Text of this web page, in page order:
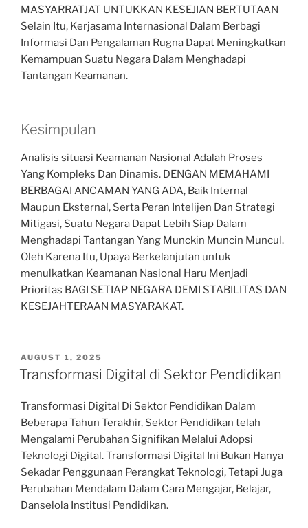
MASYARRATJAT UNTUKKAN KESEJIAN BERTUTAAN
Selain Itu, Kerjasama Internasional Dalam Berbagi
Informasi Dan Pengalaman Rugna Dapat Meningkatkan
Kemampuan Suatu Negara Dalam Menghadapi
Tantangan Keamanan.
Kesimpulan
Analisis situasi Keamanan Nasional Adalah Proses
Yang Kompleks Dan Dinamis. DENGAN MEMAHAMI
BERBAGAI ANCAMAN YANG ADA, Baik Internal
Maupun Eksternal, Serta Peran Intelijen Dan Strategi
Mitigasi, Suatu Negara Dapat Lebih Siap Dalam
Menghadapi Tantangan Yang Munckin Muncin Muncul.
Oleh Karena Itu, Upaya Berkelanjutan untuk
menulkatkan Keamanan Nasional Haru Menjadi
Prioritas BAGI SETIAP NEGARA DEMI STABILITAS DAN
KESEJAHTERAAN MASYARAKAT.
POSTED
ON
AUGUST 1, 2025
Transformasi Digital di Sektor Pendidikan
Transformasi Digital Di Sektor Pendidikan Dalam
Beberapa Tahun Terakhir, Sektor Pendidikan telah
Mengalami Perubahan Signifikan Melalui Adopsi
Teknologi Digital. Transformasi Digital Ini Bukan Hanya
Sekadar Penggunaan Perangkat Teknologi, Tetapi Juga
Perubahan Mendalam Dalam Cara Mengajar, Belajar,
Danselola Institusi Pendidikan.